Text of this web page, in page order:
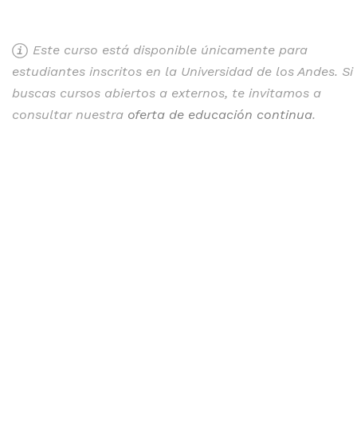
Este curso está disponible únicamente para
estudiantes inscritos en la Universidad de los Andes. Si
buscas cursos abiertos a externos, te invitamos a
consultar nuestra oferta de educación continua.